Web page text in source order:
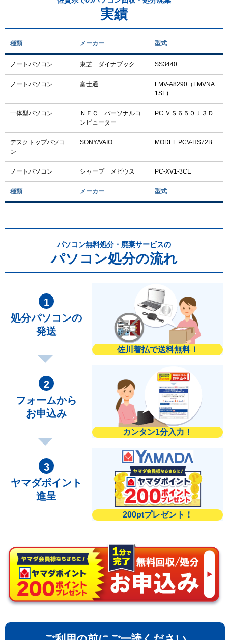
実績
種類 メーカー 型式
ノートパソコン 東芝 ダイナブック SS3440
ノートパソコン 富士通
FMV-A8290（FMVNA
1SE)
一体型パソコン
ＮＥＣ パーソナルコ
ンピューター
PC ＶＳ６５０Ｊ３Ｄ
デスクトップパソコ
ン
SONY/VAIO MODEL PCV-HS72B
ノートパソコン シャープ メビウス PC-XV1-3CE
種類 メーカー 型式
パソコン無料処分・廃棄サービスの
パソコン処分の流れ
処分パソコンの
発送
佐川着払で送料無料！
フォームから
お申込み
カンタン1分入力！
ヤマダポイント
進呈
200ptプレゼント！